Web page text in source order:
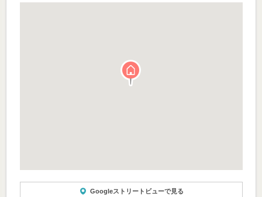
Googleストリートビューで見る